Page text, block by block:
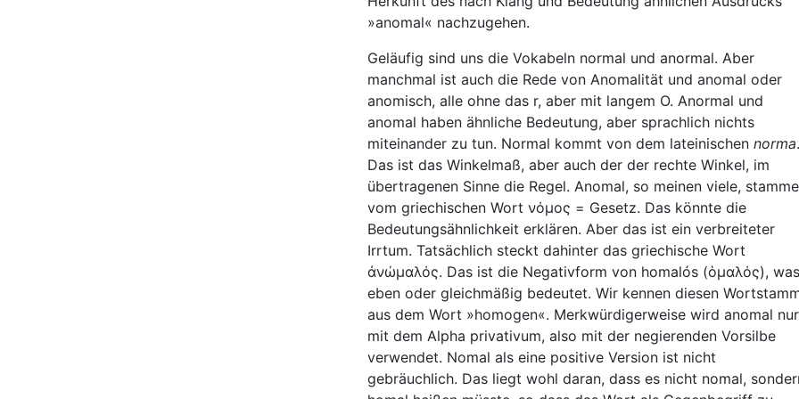
»anomal« nachzugehen.
Geläufig sind uns die Vokabeln normal und anormal. Aber
manchmal ist auch die Rede von Anomalität und anomal oder
anomisch, alle ohne das r, aber mit langem O. Anormal und
anomal haben ähnliche Bedeutung, aber sprachlich nichts
miteinander zu tun. Normal kommt von dem lateinischen norma.
Das ist das Winkelmaß, aber auch der der rechte Winkel, im
übertragenen Sinne die Regel. Anomal, so meinen viele, stamme
vom griechischen Wort νόμος = Gesetz. Das könnte die
Bedeutungsähnlichkeit erklären. Aber das ist ein verbreiteter
Irrtum. Tatsächlich steckt dahinter das griechische Wort
ἀνώμαλός. Das ist die Negativform von homalós (ὁμαλός), was
eben oder gleichmäßig bedeutet. Wir kennen diesen
aus dem Wort »homogen«. Merkwürdigerweise wird anomal nur
mit dem Alpha privativum, also mit der negierenden Vorsilbe
verwendet. Nomal als eine positive Version ist nicht
gebräuchlich. Das liegt wohl daran, dass es nicht nomal,